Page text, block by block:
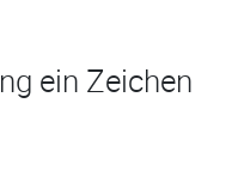
ein Zeichen